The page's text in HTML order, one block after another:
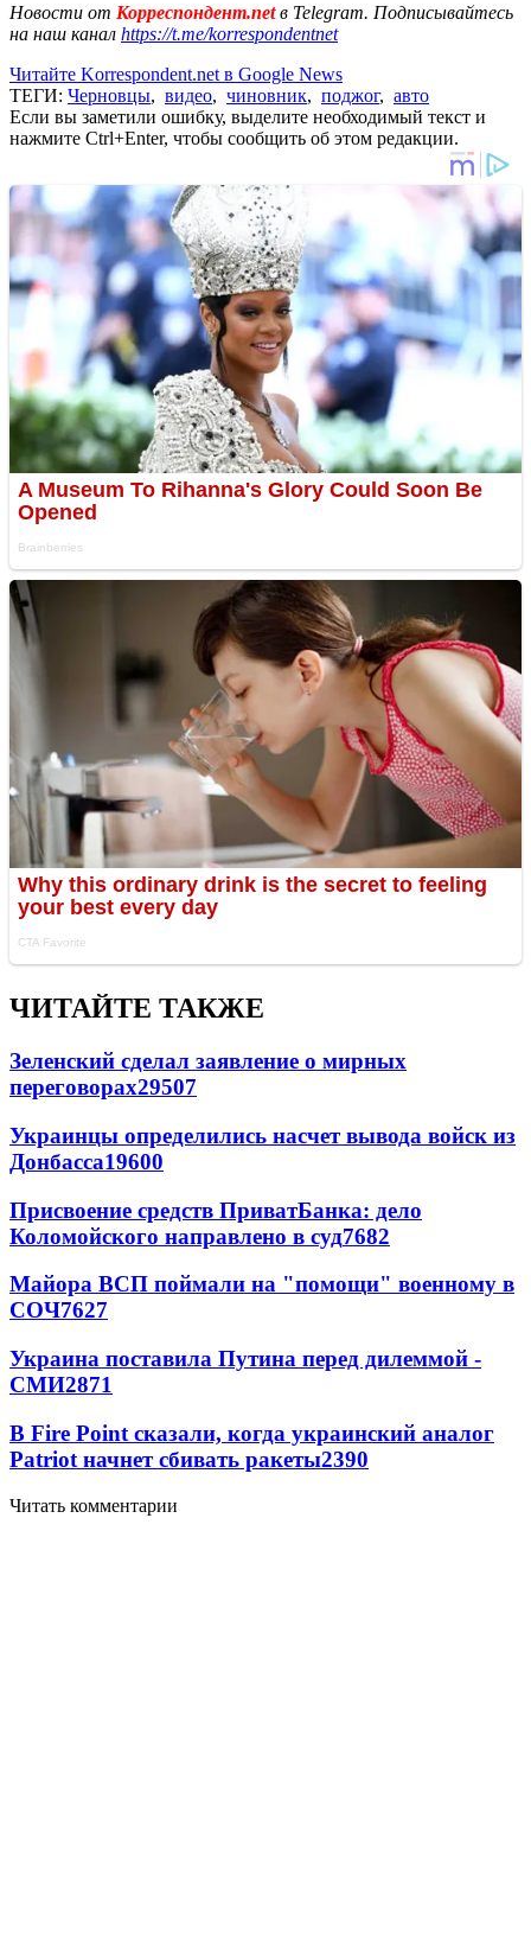
Новости от Корреспондент.netв Telegram. Подписывайтесь
на наш канал https://t.me/korrespondentnet
Читайте Korrespondent.net в Google News
ТЕГИ: Черновцы, видео, чиновник, поджог, авто
Если вы заметили ошибку, выделите необходимый текст и
нажмите Ctrl+Enter, чтобы сообщить об этом редакции.
ЧИТАЙТЕ ТАКЖЕ
Зеленский сделал заявление о мирных
переговорах29507
Украинцы определились насчет вывода войск из
Донбасса19600
Присвоение средств ПриватБанка: дело
Коломойского направлено в суд7682
Майора ВСП поймали на "помощи" военному в
СОЧ7627
Украина поставила Путина перед дилеммой -
СМИ2871
В Fire Point сказали, когда украинский аналог
Patriot начнет сбивать ракеты2390
Читать комментарии